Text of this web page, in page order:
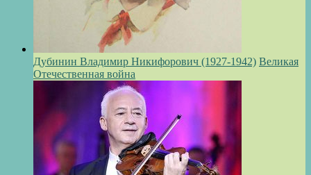
Дубинин Владимир Никифорович (1927-1942) Великая
Отечественная война